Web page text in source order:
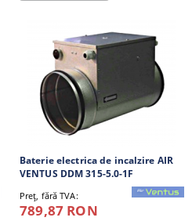
Baterie electrica de incalzire AIR
VENTUS DDM 315-5.0-1F
Preţ, fără TVA:
789,87 RON